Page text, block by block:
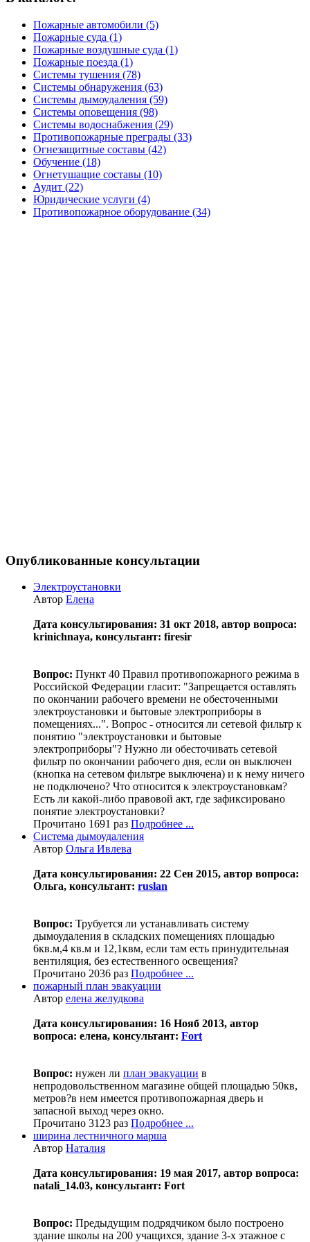
Пожарные автомобили (5)
Пожарные суда (1)
Пожарные воздушные суда (1)
Пожарные поезда (1)
Системы тушения (78)
Системы обнаружения (63)
Системы дымоудаления (59)
Системы оповещения (98)
Системы водоснабжения (29)
Противопожарные преграды (33)
Огнезащитные составы (42)
Обучение (18)
Огнетушащие составы (10)
Аудит (22)
Юридические услуги (4)
Противопожарное оборудование (34)
Опубликованные консультации
Электроустановки
Автор Елена
Дата консультирования: 31 окт 2018, автор вопроса:
krinichnaya, консультант: firesir
Вопрос: Пункт 40 Правил противопожарного режима в
Российской Федерации гласит: "Запрещается оставлять
по окончании рабочего времени не обесточенными
электроустановки и бытовые электроприборы в
помещениях...". Вопрос - относится ли сетевой фильтр к
понятию "электроустановки и бытовые
электроприборы"? Нужно ли обесточивать сетевой
фильтр по окончании рабочего дня, если он выключен
(кнопка на сетевом фильтре выключена) и к нему ничего
не подключено? Что относится к электроустановкам?
Есть ли какой-либо правовой акт, где зафиксировано
понятие электроустановки?
Прочитано 1691 раз Подробнее ...
Система дымоудаления
Автор Ольга Ивлева
Дата консультирования: 22 Сен 2015, автор вопроса:
Ольга, консультант: ruslan
Вопрос: Трубуется ли устанавливать систему
дымоудаления в складских помещениях площадью
6кв.м,4 кв.м и 12,1квм, если там есть принудительная
вентиляция, без естественного освещения?
Прочитано 2036 раз Подробнее ...
пожарный план эвакуации
Автор елена желудкова
Дата консультирования: 16 Нояб 2013, автор
вопроса: елена, консультант: Fort
Вопрос: нужен ли план эвакуации в
непродовольственном магазине общей площадью 50кв,
метров?в нем имеется противопожарная дверь и
запасной выход через окно.
Прочитано 3123 раз Подробнее ...
ширина лестничного марша
Автор Наталия
Дата консультирования: 19 мая 2017, автор вопроса:
natali_14.03, консультант: Fort
Вопрос: Предыдущим подрядчиком было построено
здание школы на 200 учащихся, здание 3-х этажное с